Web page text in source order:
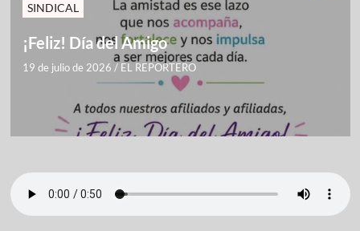
SINDICAL
¡Feliz! Día del Amigo
19 de julio de 2026 / EL REPORTERO